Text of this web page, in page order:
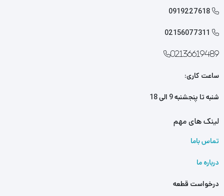

0919227618

02156077311
02136619489
ساعت کاری:
شنبه تا پنجشنبه 9 الی 18
لینک های مهم
تماس باما
درباره ما
درخواست قطعه